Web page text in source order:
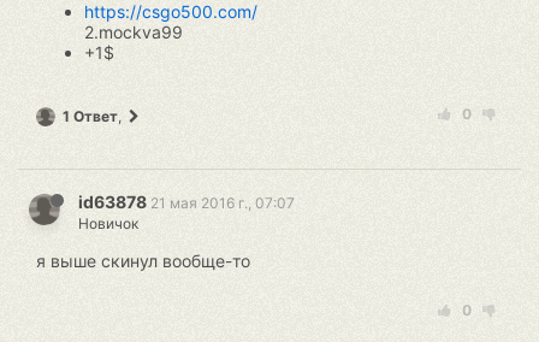
https://csgo500.com/
2.mockva99
+1$
0
1 Ответ,
id63878 21 мая 2016 г., 07:07
Новичок
я выше скинул вообще-то
0